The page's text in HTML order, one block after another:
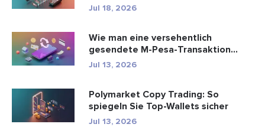
Jul 18, 2026
Wie man eine versehentlich
gesendete M-Pesa-Transaktion
rückgäng...
Jul 13, 2026
Polymarket Copy Trading: So
spiegeln Sie Top-Wallets sicher
Jul 13, 2026